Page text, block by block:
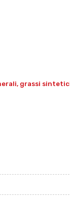
grassi